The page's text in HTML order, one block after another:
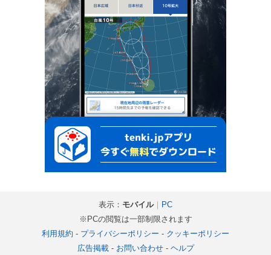
表示： モバイル｜ PC
※PCの閲覧は一部制限されます
利用規約 - プライバシーポリシー - クッキーポリシー
広告掲載- お問い合わせ- ヘルプ